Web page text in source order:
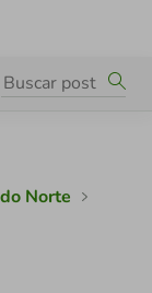
Norte